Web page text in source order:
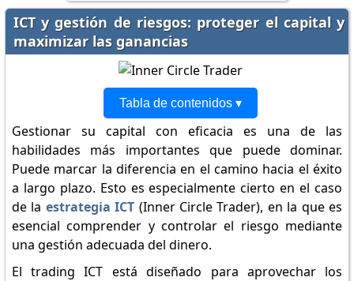
ICT y gestión de riesgos: proteger el capital y
maximizar las ganancias
Tabla de contenidos ▾
Gestionar su capital con eficacia es una de las
habilidades más importantes que puede dominar.
Puede marcar la diferencia en el camino hacia el éxito
a largo plazo. Esto es especialmente cierto en el caso
de la estrategia ICT (Inner Circle Trader), en la que es
esencial comprender y controlar el riesgo mediante
una gestión adecuada del dinero.
El trading ICT está diseñado para aprovechar los